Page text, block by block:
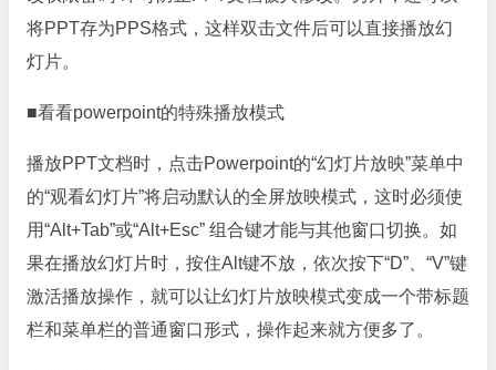
将PPT存为PPS格式，这样双击文件后可以直接播放幻
灯片。
■看看powerpoint的特殊播放模式
播放PPT文档时，点击Powerpoint的“幻灯片放映”菜单中
的“观看幻灯片”将启动默认的全屏放映模式，这时必须使
用“Alt+Tab”或“Alt+Esc” 组合键才能与其他窗口切换。如
果在播放幻灯片时，按住Alt键不放，依次按下“D”、“V”键
激活播放操作，就可以让幻灯片放映模式变成一个带标题
栏和菜单栏的普通窗口形式，操作起来就方便多了。